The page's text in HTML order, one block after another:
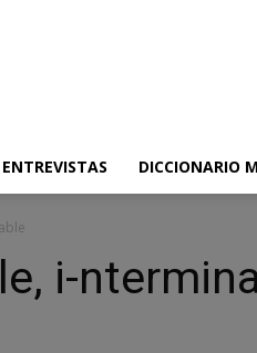
ENTREVISTAS DICCIONARIO
i-